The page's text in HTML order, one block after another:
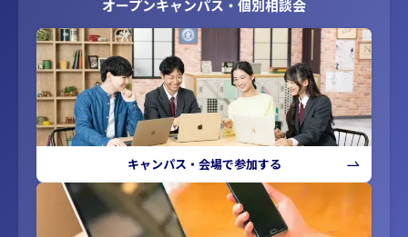
オープンキャンパス・個別相談会
キャンパス・会場で参加する